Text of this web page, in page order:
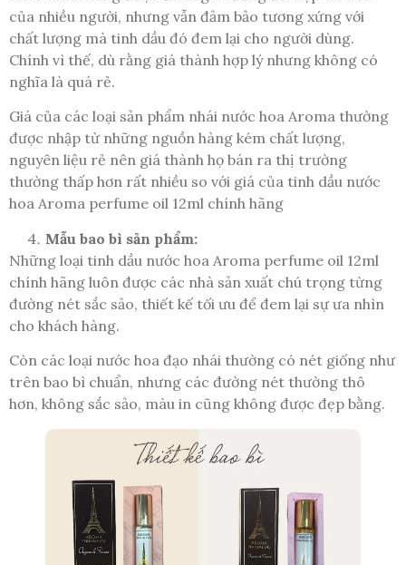
của nhiều người, nhưng vẫn đảm bảo tương xứng với
chất lượng mà tinh dầu đó đem lại cho người dùng.
Chính vì thế, dù rằng giá thành hợp lý nhưng không có
nghĩa là quá rẻ.
Giá của các loại sản phẩm nhái nước hoa Aroma thường
được nhập từ những nguồn hàng kém chất lượng,
nguyên liệu rẻ nên giá thành họ bán ra thị trường
thường thấp hơn rất nhiều so với giá của tinh dầu nước
hoa Aroma perfume oil 12ml chính hãng
Mẫu bao bì sản phẩm:
Những loại tinh dầu nước hoa Aroma perfume oil 12ml
chính hãng luôn được các nhà sản xuất chú trọng từng
đường nét sắc sảo, thiết kế tối ưu để đem lại sự ưa nhìn
cho khách hàng.
Còn các loại nước hoa đạo nhái thường có nét giống như
trên bao bì chuẩn, nhưng các đường nét thường thô
hơn, không sắc sảo, màu in cũng không được đẹp bằng.